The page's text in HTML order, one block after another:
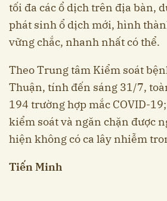
tối đa các ổ dịch trên địa bàn,
phát sinh ổ dịch mới, hình
vững chắc, nhanh nhất có thể.
Theo Trung tâm Kiểm soát
Thuận, tính đến sáng 31/7,
194 trường hợp mắc COVID-
kiểm soát và ngăn chặn được
hiện không có ca lây nhiễm
Tiến Minh